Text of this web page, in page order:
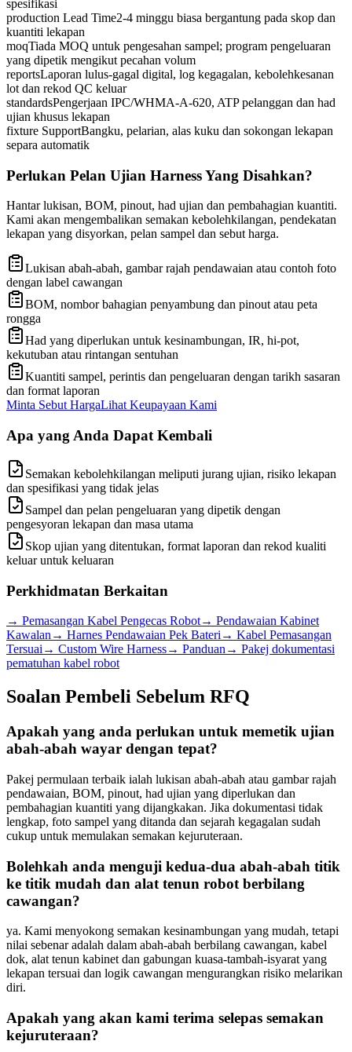
spesifikasi
production Lead Time2-4 minggu biasa bergantung pada skop dan
kuantiti lekapan
moqTiada MOQ untuk pengesahan sampel; program pengeluaran
yang dipetik mengikut pecahan volum
reportsLaporan lulus-gagal digital, log kegagalan, kebolehkesanan
lot dan rekod QC keluar
standardsPengerjaan IPC/WHMA-A-620, ATP pelanggan dan had
ujian khusus lekapan
fixture SupportBangku, pelarian, alas kuku dan sokongan lekapan
separa automatik
Perlukan Pelan Ujian Harness Yang Disahkan?
Hantar lukisan, BOM, pinout, had ujian dan pembahagian kuantiti.
Kami akan mengembalikan semakan kebolehkilangan, pendekatan
lekapan yang disyorkan, pelan sampel dan sebut harga.
Lukisan abah-abah, gambar rajah pendawaian atau contoh foto
dengan label cawangan
BOM, nombor bahagian penyambung dan pinout atau peta
rongga
Had yang diperlukan untuk kesinambungan, IR, hi-pot,
kekutuban atau rintangan sentuhan
Kuantiti sampel, perintis dan pengeluaran dengan tarikh sasaran
dan format laporan
Minta Sebut HargaLihat Keupayaan Kami
Apa yang Anda Dapat Kembali
Semakan kebolehkilangan meliputi jurang ujian, risiko lekapan
dan spesifikasi yang tidak jelas
Sampel dan pelan pengeluaran yang dipetik dengan
pengesyoran lekapan dan masa utama
Skop ujian yang ditentukan, format laporan dan rekod kualiti
keluar untuk keluaran
Perkhidmatan Berkaitan
→ Pemasangan Kabel Pengecas Robot→ Pendawaian Kabinet
Kawalan → Harnes Pendawaian Pek Bateri → Kabel Pemasangan
Tersuai → Custom Wire Harness→ Panduan → Pakej dokumentasi
pematuhan kabel robot
Soalan Pembeli Sebelum RFQ
Apakah yang anda perlukan untuk memetik ujian
abah-abah wayar dengan tepat?
Pakej permulaan terbaik ialah lukisan abah-abah atau gambar rajah
pendawaian, BOM, pinout, had ujian yang diperlukan dan
pembahagian kuantiti yang dijangkakan. Jika dokumentasi tidak
lengkap, foto sampel yang ditanda dan sejarah kegagalan sudah
cukup untuk memulakan semakan kejuruteraan.
Bolehkah anda menguji kedua-dua abah-abah titik
ke titik mudah dan alat tenun robot berbilang
cawangan?
ya. Kami menyokong semakan kesinambungan yang mudah, tetapi
nilai sebenar adalah dalam abah-abah berbilang cawangan, kabel
dok, alat tenun kabinet dan gabungan kuasa-tambah-isyarat yang
lekapan tersuai dan logik cawangan mengurangkan risiko melarikan
diri.
Apakah yang akan kami terima selepas semakan
kejuruteraan?